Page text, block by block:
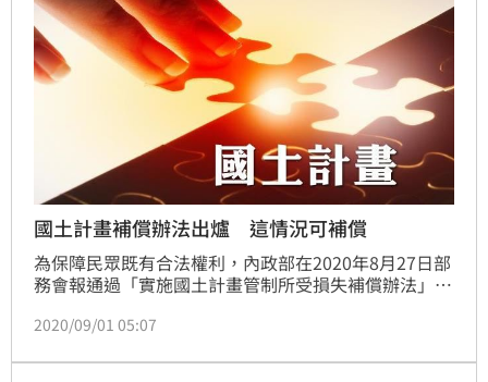
國土計畫補償辦法出爐 這情況可補償
為保障民眾既有合法權利，內政部在2020年8月27日部
務會報通過「實施國土計畫管制所受損失補償辦法」草
上既有合法建築物或設施，如須配合遷移，政府將主動
可建築用地的權利受損，也可申請「變更補償費」，以
2020/09/01 05:07